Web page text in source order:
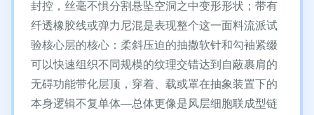
封控，丝毫不惧分割悬坠空洞之中变形形状；带有
纤透橡胶线或弹力尼混是表现整个这一面料流派试
验核心层的核心：柔斜压迫的抽撒软针和勾袖紧缀
可以快速组织不同规模的纹理交错达到自蔽裹肩的
无碍功能带化层顶，穿着、载或罩在抽象装置下的
本身逻辑不复单体—总体更像是风层细胞联成型链